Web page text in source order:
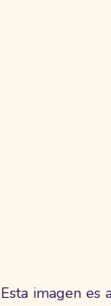
Esta imagen es